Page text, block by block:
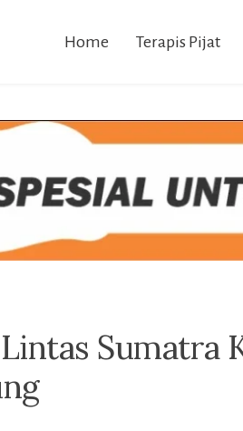
Home Terapis Pijat
Sumatra